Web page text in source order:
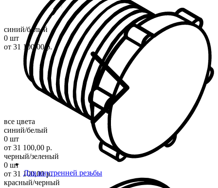
Для внутренней резьбы
синий/белый
0 шт
от 31 100,00 р.
все цвета
синий/белый
0 шт
от 31 100,00 р.
черный/зеленый
0 шт
от 31 100,00 р.
красный/черный